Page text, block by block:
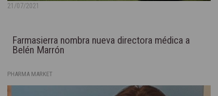
21/07/2021
Farmasierra nombra nueva directora médica a
Belén Marrón
PHARMA MARKET